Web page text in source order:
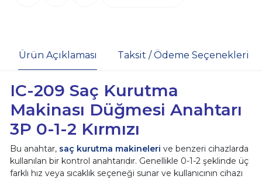
Ürün Açıklaması Taksit / Ödeme Seçenekleri
IC-209 Saç Kurutma
Makinası Düğmesi Anahtarı
3P 0-1-2 Kırmızı
Bu anahtar, saç kurutma makineleri ve benzeri cihazlarda
kullanılan bir kontrol anahtarıdır. Genellikle 0-1-2 şeklinde üç
farklı hız veya sıcaklık seçeneği sunar ve kullanıcının cihazı